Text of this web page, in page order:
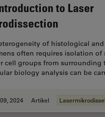
Biologie
to Laser
of histological
often requires isolation of
cell groups from surrounding
biology analysis can be
2024 Artikel